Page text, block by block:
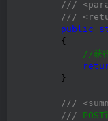
///
///
public
        {
//获
        }
///
/// POST